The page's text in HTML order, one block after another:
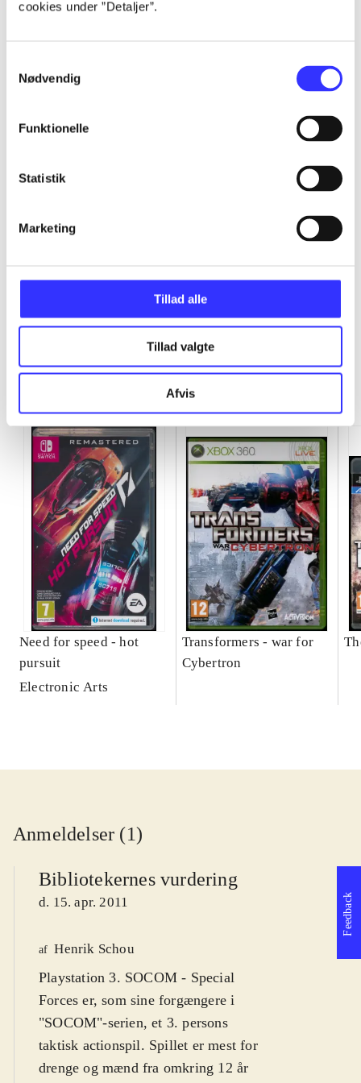
cookies under ”Detaljer”.
Nødvendig
Funktionelle
Statistik
Marketing
Tillad alle
Tillad valgte
Afvis
Alle registrerede artikler fordelt på udgivelser
Need for speed - hot
pursuit
Electronic Arts
Transformers - war for
Cybertron
Anmeldelser (1)
Bibliotekernes vurdering
d. 15. apr. 2011
af Henrik Schou
Playstation 3. SOCOM - Special
Forces er, som sine forgængere i
"SOCOM"-serien, et 3. persons
taktisk actionspil. Spillet er mest for
drenge og mænd fra omkring 12 år
Feedback